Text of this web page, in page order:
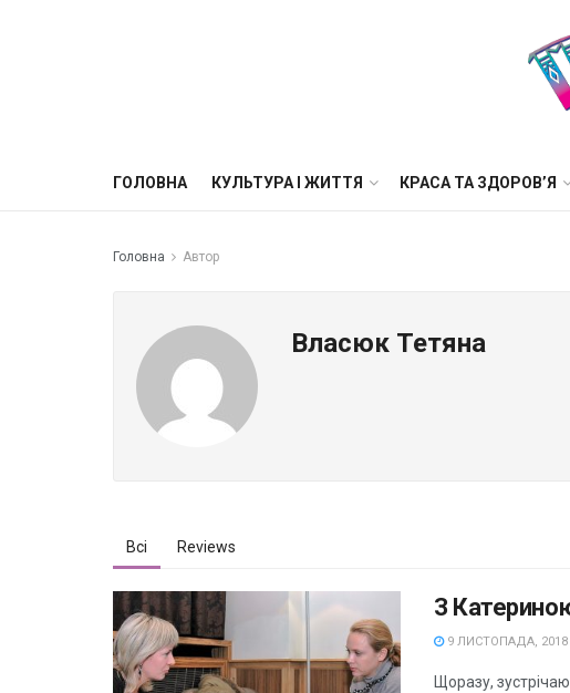
ГОЛОВНА КУЛЬТУРА І ЖИТТЯ КРАСА ТА ЗДОРОВ’Я
Головна Автор
Власюк Тетяна
Всі Reviews
З
9 ЛИСТОПАДА, 2018
Щоразу,